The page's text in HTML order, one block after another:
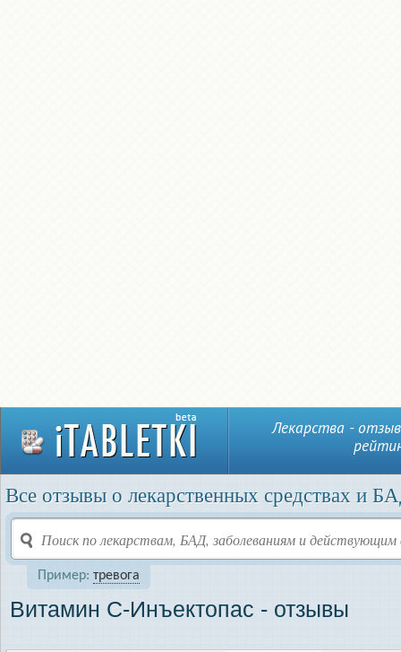
Лекарства -
Все отзывы о лекарственных средствах и
Пример: тревога
Витамин C-Инъектопас - отзывы